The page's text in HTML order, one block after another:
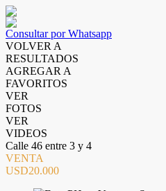
Consultar por Whatsapp
VOLVER A
RESULTADOS
AGREGAR A
FAVORITOS
VER
FOTOS
VER
VIDEOS
Calle 46 entre 3 y 4
VENTA
USD20.000